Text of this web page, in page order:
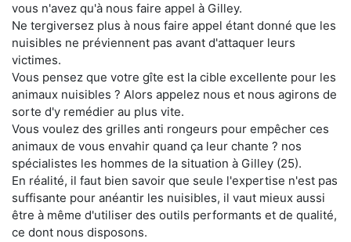
vous n'avez qu'à nous faire appel à Gilley.
Ne tergiversez plus à nous faire appel étant donné que les
nuisibles ne préviennent pas avant d'attaquer leurs
victimes.
Vous pensez que votre gîte est la cible excellente pour les
animaux nuisibles ? Alors appelez nous et nous agirons de
sorte d'y remédier au plus vite.
Vous voulez des grilles anti rongeurs pour empêcher ces
animaux de vous envahir quand ça leur chante ? nos
spécialistes les hommes de la situation à Gilley (25).
En réalité, il faut bien savoir que seule l'expertise n'est pas
suffisante pour anéantir les nuisibles, il vaut mieux aussi
être à même d'utiliser des outils performants et de qualité,
ce dont nous disposons.